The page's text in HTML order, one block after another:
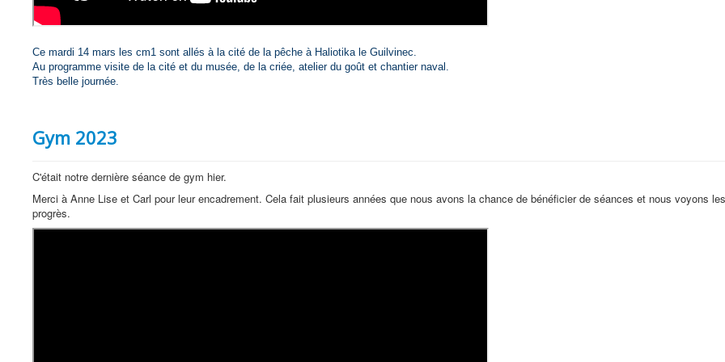
Ce mardi 14 mars les cm1 sont allés à la cité de la pêche à Haliotika le Guilvinec.
Au programme visite de la cité et du musée, de la criée, atelier du goût et chantier naval.
Très belle journée.
Gym 2023
C'était notre dernière séance de gym hier.
Merci à Anne Lise et Carl pour leur encadrement. Cela fait plusieurs années que nous avons la chance de bénéficier de séances et nous voyons les
progrès.